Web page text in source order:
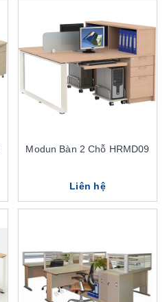
Modun Bàn 2 Chỗ HRMD09
Liên hệ